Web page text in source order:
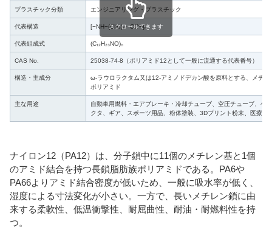
プラスチック分類 エンジニアリング・プラスチック
代表構造 [−NH−(CH₂)₁₁−CO−]ₙ
代表組成式 (C₁₂H₂₃NO)ₙ
CAS No. 25038-74-8（ポリアミド12として一般に流通する代表番号）
構造・主成分
ω-ラウロラクタム又は12-アミノドデカン酸を原料とする、メチレ
ポリアミド
主な用途
自動車用燃料・エアブレーキ・冷却チューブ、空圧チューブ、ケ
クタ、ギア、スポーツ用品、粉体塗装、3Dプリント粉末、医療用
スクロールできます
ナイロン12（PA12）は、分子鎖中に11個のメチレン基と1個
のアミド結合を持つ長鎖脂肪族ポリアミドである。PA6や
PA66よりアミド結合密度が低いため、一般に吸水率が低く、
湿度による寸法変化が小さい。一方で、長いメチレン鎖に由
来する柔軟性、低温衝撃性、耐屈曲性、耐油・耐燃料性を持
つ。